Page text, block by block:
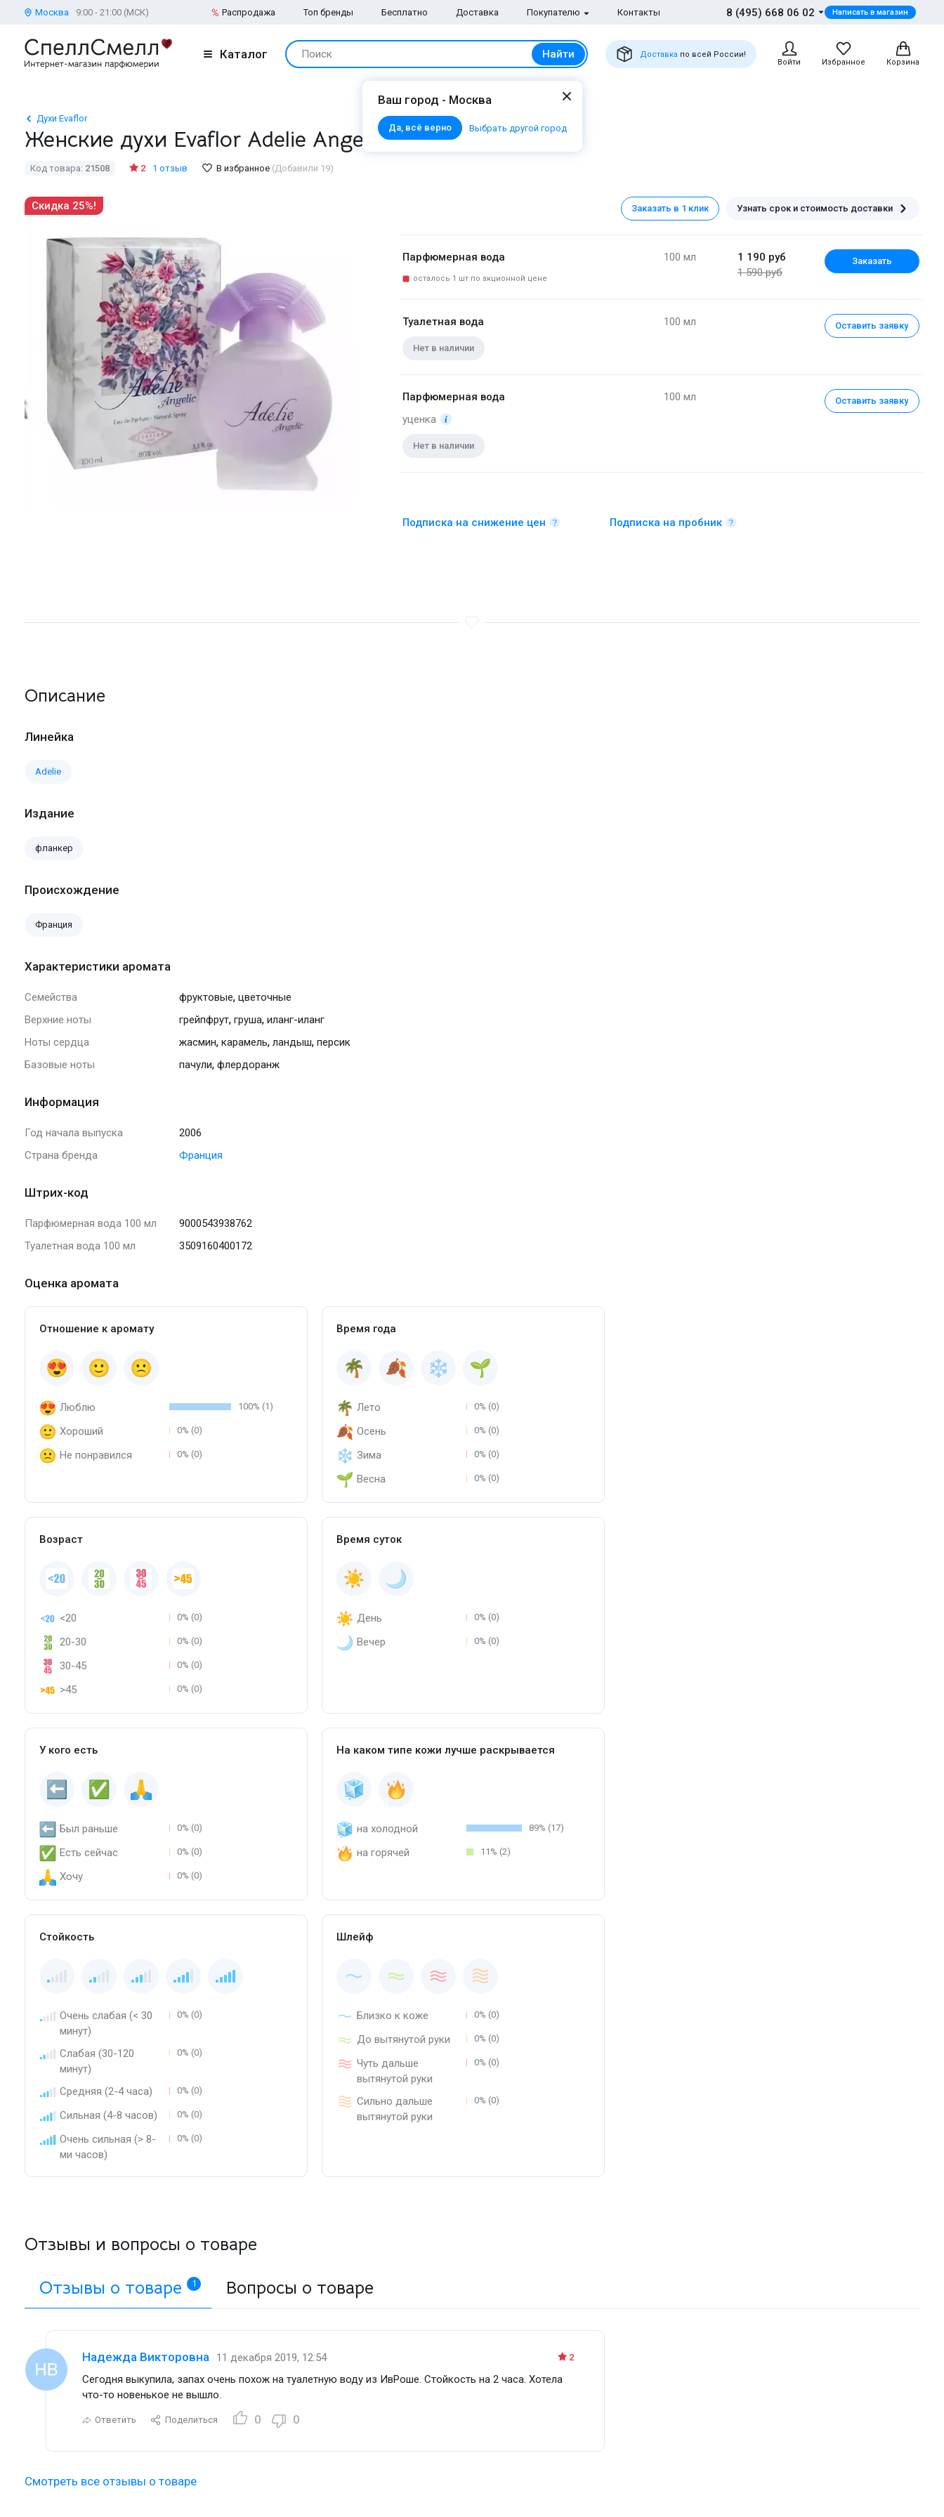
Москва 9:00 - 21:00 (МСК) Распродажа Топ бренды Бесплатно Доставка Покупателю Контакты 8 (495) 668 06 02 Написать в магазин
Каталог Поиск Найти Доставка по всей России!
Войти
Избранное Корзина
Ваш город - Москва
Да, всё верно Выбрать другой город
Духи Evaflor
Женские духи Evaflor Adelie Angelic
Код товара: 21508 2 1 отзыв В избранное (Добавили 19)
Скидка 25%! Заказать в 1 клик Узнать срок и стоимость доставки
Парфюмерная вода
осталось 1 шт по акционной цене
1 190 руб
1 590 руб
100 мл Заказать
Туалетная вода
Нет в наличии
100 мл Оставить заявку
Парфюмерная вода
уценка
Нет в наличии
100 мл Оставить заявку
Подписка на снижение цен Подписка на пробник
Описание
Линейка
Adelie
Издание
фланкер
Происхождение
Франция
Характеристики аромата
Семейства фруктовые, цветочные
Верхние ноты
грейпфрут, груша, иланг-иланг
Ноты сердца
жасмин, карамель, ландыш, персик
Базовые ноты
пачули, флердоранж
Информация
Год начала выпуска
2006
Страна бренда
Франция
Штрих-код
Парфюмерная вода 100 мл
9000543938762
Туалетная вода 100 мл
3509160400172
Оценка аромата
Отношение к аромату
Люблю 100% (1)
Хороший 0% (0)
Не понравился 0% (0)
Время года
Лето 0% (0)
Осень 0% (0)
Зима 0% (0)
Весна 0% (0)
Возраст
<20 0% (0)
20-30 0% (0)
30-45 0% (0)
>45 0% (0)
Время суток
День 0% (0)
Вечер 0% (0)
У кого есть
Был раньше 0% (0)
Есть сейчас 0% (0)
Хочу 0% (0)
На каком типе кожи лучше раскрывается
на холодной 89% (17)
на горячей 11% (2)
Стойкость
Очень слабая (< 30
минут)
0% (0)
Слабая (30-120
минут)
0% (0)
Средняя (2-4 часа) 0% (0)
Сильная (4-8 часов) 0% (0)
Очень сильная (> 8-
ми часов)
0% (0)
Шлейф
Близко к коже 0% (0)
До вытянутой руки 0% (0)
Чуть дальше
вытянутой руки
0% (0)
Сильно дальше
вытянутой руки
0% (0)
Отзывы и вопросы о товаре
Отзывы о товаре
1 Вопросы о товаре
2
Надежда Викторовна
11 декабря 2019, 12:54
Сегодня выкупила, запах очень похож на туалетную воду из ИвРоше. Стойкость на 2 часа. Хотела
что-то новенькое не вышло.
Ответить Поделиться 0 0
Смотреть все отзывы о товаре